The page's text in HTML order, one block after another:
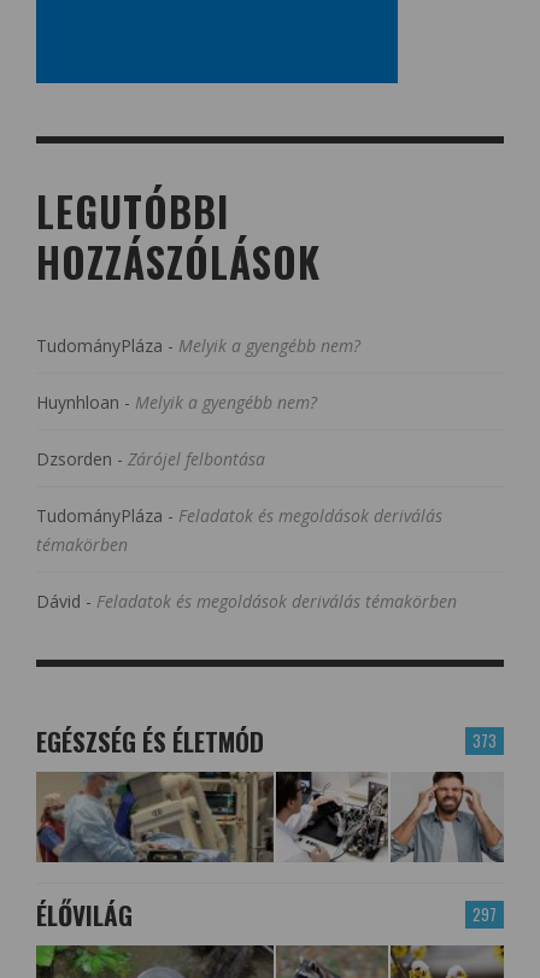
LEGUTÓBBI
HOZZÁSZÓLÁSOK
TudományPláza - Melyik a gyengébb nem?
Huynhloan - Melyik a gyengébb nem?
Dzsorden - Zárójel felbontása
TudományPláza - Feladatok és megoldások deriválás
témakörben
Dávid - Feladatok és megoldások deriválás témakörben
373
EGÉSZSÉG ÉS ÉLETMÓD
297
ÉLŐVILÁG